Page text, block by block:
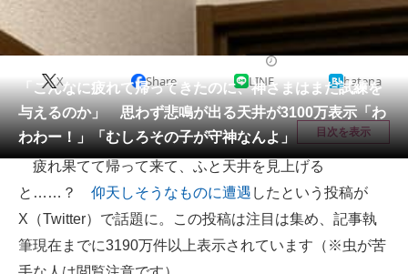
住まい
動物 リサーチ
会員記事
メディア
注目記事を集めた総合ページ
ITの今と未来を見通す
スマホと通信の最新トレンド
「こんなに疲れて帰ってきたのに、神さまはまだ試練を
与えるのか」 思わず悲鳴が出る天井が3100万表示「わ
わわー！」「むしろその子が守神なんよ」
X Share LINE hatena
目次を表示
疲れ果てて帰って来て、ふと天井を見上げる
と……？ 仰天しそうなものに遭遇 したという投稿が
X（Twitter）で話題に。この投稿は注目は集め、記事執
筆現在までに3190万件以上表示されています（※虫が苦